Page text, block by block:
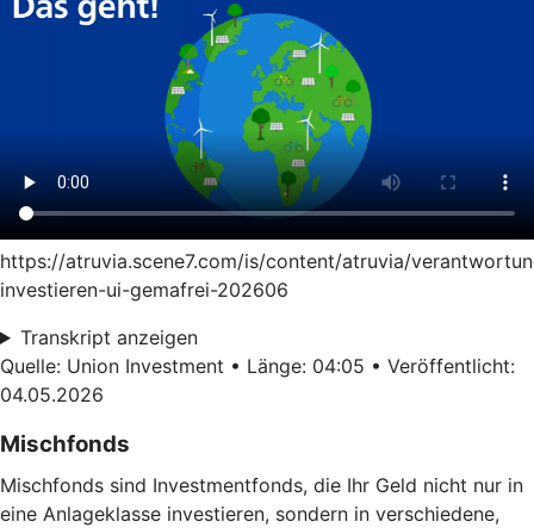
https://atruvia.scene7.com/is/content/atruvia/
investieren-ui-gemafrei-202606
Transkript anzeigen
Quelle: Union Investment • Länge: 04:05 • Veröffentlicht:
04.05.2026
Mischfonds
Mischfonds sind Investmentfonds, die Ihr Geld nicht nur in
eine Anlageklasse investieren, sondern in verschiedene,